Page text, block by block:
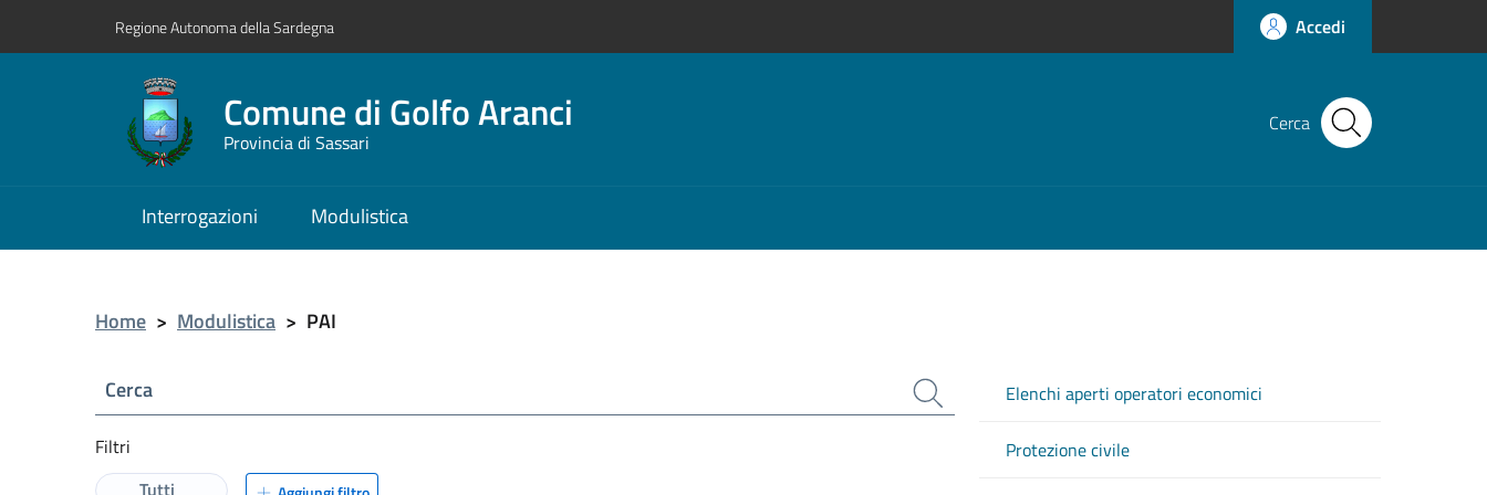
Regione Autonoma della Sardegna Accedi
Comune di Golfo Aranci
Provincia di Sassari
Cerca
Interrogazioni Modulistica
Home > Modulistica > PAI
Cerca
Filtri
Tutti
Elenchi aperti operatori economici
Protezione civile